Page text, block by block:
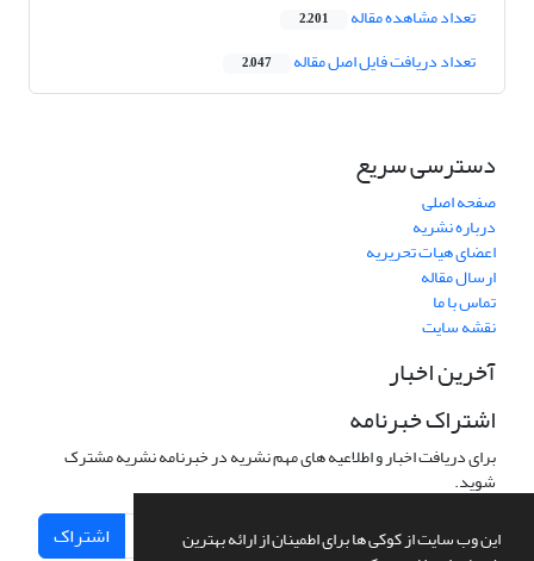
این وب سایت از کوکی ها برای اطمینان از ارائه بهترین
تعداد مشاهده مقاله 2,201
تعداد دریافت فایل اصل مقاله 2,047
دسترسی سریع
صفحه اصلی
درباره نشریه
اعضای هیات تحریریه
ارسال مقاله
تماس با ما
نقشه سایت
آخرین اخبار
اشتراک خبرنامه
برای دریافت اخبار و اطلاعیه های مهم نشریه در خبرنامه نشریه مشترک
شوید.
اشتراک